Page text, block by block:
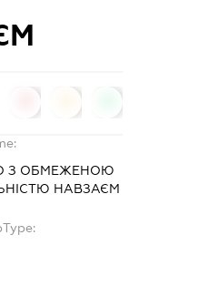
З ОБМЕЖЕНОЮ
НАВЗАЄМ